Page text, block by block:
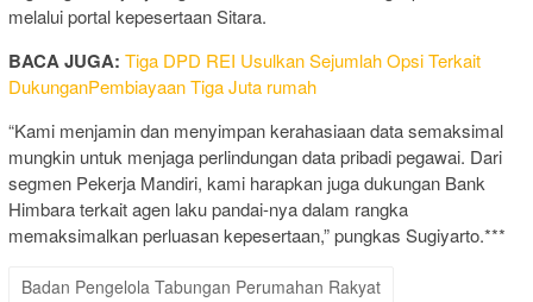
melalui portal kepesertaan Sitara.
BACA JUGA: Tiga DPD REI Usulkan Sejumlah Opsi Terkait
DukunganPembiayaan Tiga Juta rumah
“Kami menjamin dan menyimpan kerahasiaan data semaksimal
mungkin untuk menjaga perlindungan data pribadi pegawai. Dari
segmen Pekerja Mandiri, kami harapkan juga dukungan Bank
Himbara terkait agen laku pandai-nya dalam rangka
memaksimalkan perluasan kepesertaan,” pungkas Sugiyarto.***
Badan Pengelola Tabungan Perumahan Rakyat